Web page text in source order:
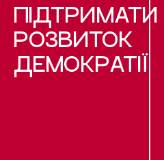
ПІДТРИМАТИ
РОЗВИТОК
ДЕМОКРАТІЇ